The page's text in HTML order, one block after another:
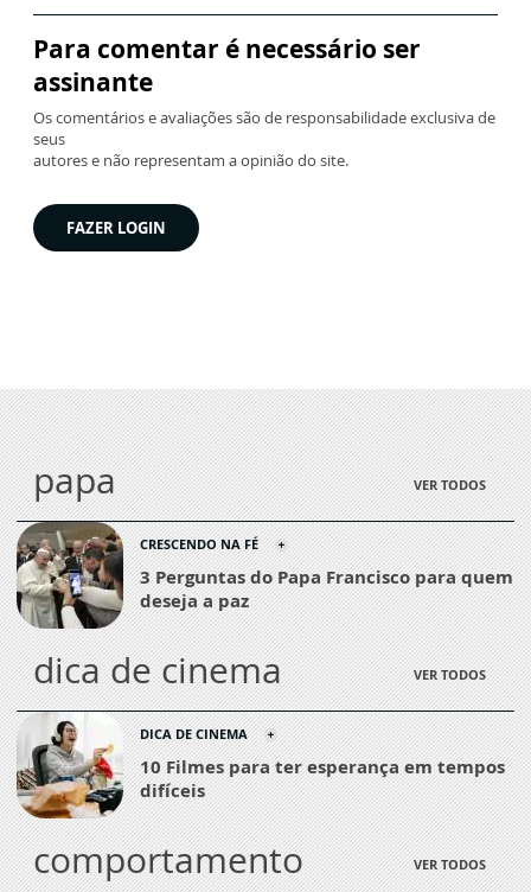
Para comentar é necessário ser
assinante
Os comentários e avaliações são de responsabilidade exclusiva de
seus
autores e não representam a opinião do site.
FAZER LOGIN
papa VER TODOS
CRESCENDO NA FÉ
3 Perguntas do Papa Francisco para quem
deseja a paz
dica de cinema VER TODOS
DICA DE CINEMA
10 Filmes para ter esperança em tempos
difíceis
comportamento VER TODOS